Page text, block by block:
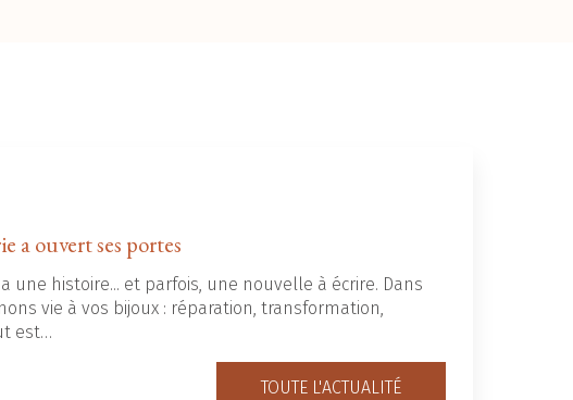
a ouvert ses portes
une histoire... et parfois, une nouvelle à écrire. Dans
vie à vos bijoux : réparation, transformation,
est…
TOUTE L'ACTUALITÉ